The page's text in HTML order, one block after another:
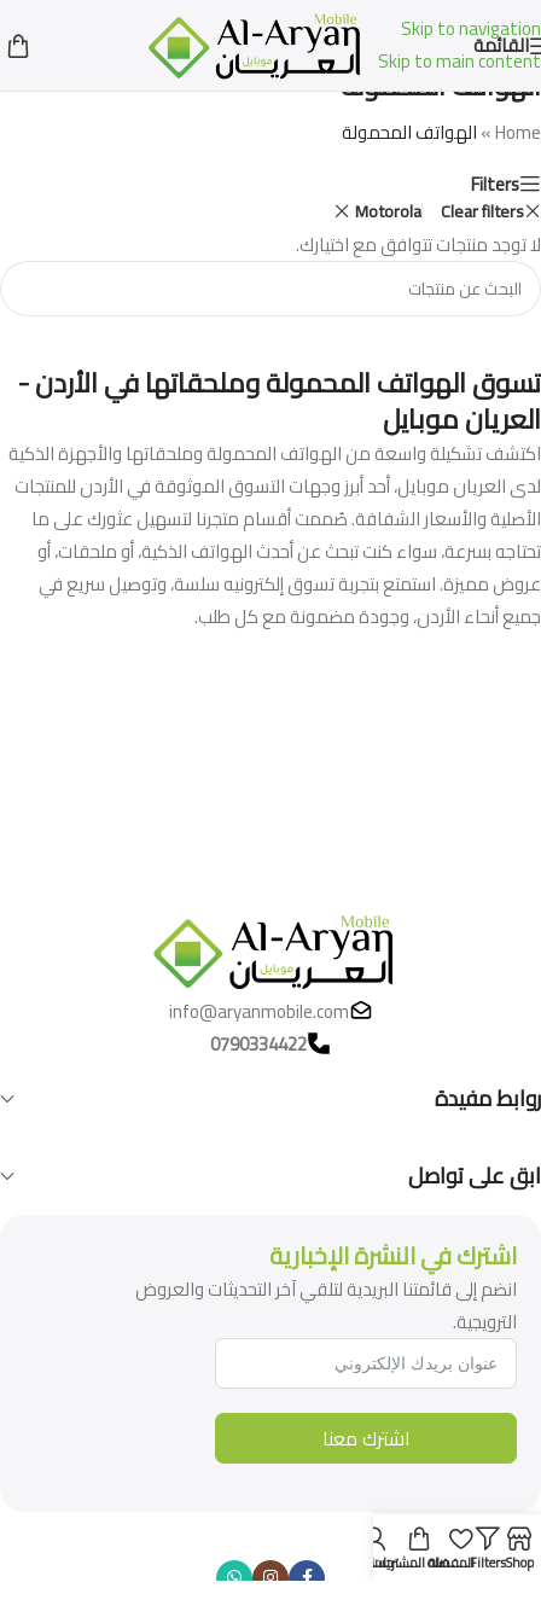
Skip to navigation
Skip to main content
القائمة
الهواتف المحمولة
Home
»الهواتف المحمولة
Filters
Clear filters
Motorola
لا توجد منتجات تتوافق مع اختيارك.
تسوق الهواتف المحمولة وملحقاتها في الأردن -
العريان موبايل
اكتشف تشكيلة واسعة من الهواتف المحمولة وملحقاتها والأجهزة الذكية
لدى العريان موبايل، أحد أبرز وجهات التسوق الموثوقة في الأردن للمنتجات
الأصلية والأسعار الشفافة. صُممت أقسام متجرنا لتسهيل عثورك على ما
تحتاجه بسرعة، سواء كنت تبحث عن أحدث الهواتف الذكية، أو ملحقات، أو
عروض مميزة. استمتع بتجربة تسوق إلكترونيه سلسة، وتوصيل سريع في
جميع أنحاء الأردن، وجودة مضمونة مع كل طلب.
info@aryanmobile.com
0790334422
روابط مفيدة
ابق على تواصل
اشترك في النشرة الإخبارية
انضم إلى قائمتنا البريدية لتلقي آخر التحديثات والعروض
الترويجية.
اشترك معنا
Shop
Filtersالمفضلةسلة المشتريات
حسابي